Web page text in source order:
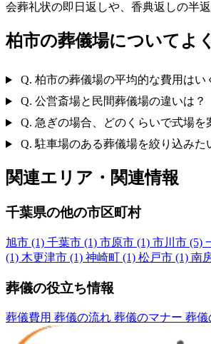
会葬礼状の即日返しや、香典返しの半
柏市の葬儀場についてよ
Q. 柏市の葬儀場の平均的な費用はい
Q. 公営斎場と民間葬儀場の違いは？
Q. 急ぎの場合、どのくらいで式場を
Q. 駐車場のある葬儀場を絞り込みた
関連エリア・関連情報
千葉県の他の市区町村
旭市 (1) 千葉市 (1) 市原市 (1) 市川市 (5)
(1) 木更津市 (1) 神崎町 (1) 松戸市 (1) 南
葬儀の役立ち情報
葬儀費用 葬儀の流れ 葬儀のマナー 葬儀